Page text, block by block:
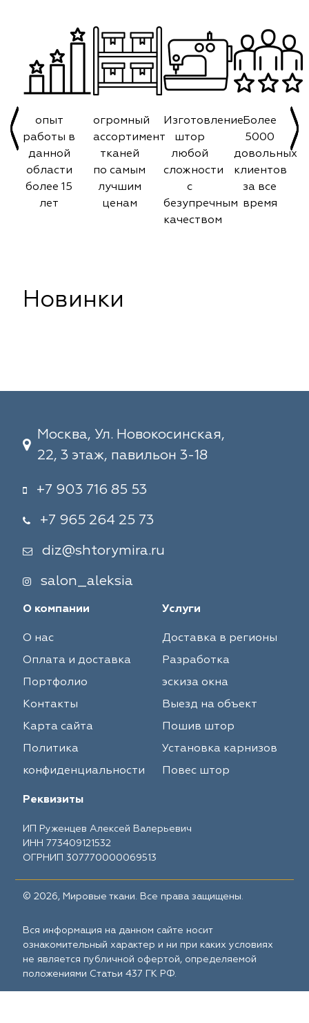
опыт
работы в
данной
области
более 15
лет
огромный
ассортимент
тканей
по самым
лучшим
ценам
Изготовление
штор
любой
сложности
с
безупречным
качеством
Более
5000
довольных
клиентов
за все
время
Новинки
Москва, Ул. Новокосинская,
22, 3 этаж, павильон 3-18
+7 903 716 85 53
+7 965 264 25 73
diz@shtorymira.ru
salon_aleksia
О компании
О нас
Оплата и доставка
Портфолио
Контакты
Карта сайта
Политика
конфиденциальности
Услуги
Доставка в регионы
Разработка
эскиза окна
Выезд на объект
Пошив штор
Установка карнизов
Повес штор
Реквизиты
ИП Руженцев Алексей Валерьевич
ИНН 773409121532
ОГРНИП 307770000069513
© 2026, Мировые ткани. Все права защищены.
Вся информация на данном сайте носит
ознакомительный характер и ни при каких условиях
не является публичной офертой, определяемой
положениями Статьи 437 ГК РФ.